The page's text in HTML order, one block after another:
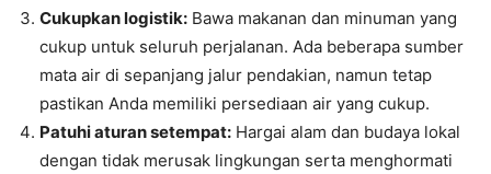
Cukupkan logistik: Bawa makanan dan minuman yang
cukup untuk seluruh perjalanan. Ada beberapa sumber
mata air di sepanjang jalur pendakian, namun tetap
pastikan Anda memiliki persediaan air yang cukup.
Patuhi aturan setempat: Hargai alam dan budaya lokal
dengan tidak merusak lingkungan serta menghormati